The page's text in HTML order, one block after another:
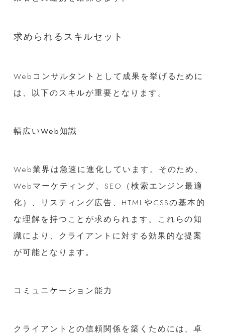
求められるスキルセット
Webコンサルタントとして成果を挙げるために
は、以下のスキルが重要となります。
幅広いWeb知識
Web業界は急速に進化しています。そのため、
Webマーケティング、SEO（検索エンジン最適
化）、リスティング広告、HTMLやCSSの基本的
な理解を持つことが求められます。これらの知
識により、クライアントに対する効果的な提案
が可能となります。
コミュニケーション能力
クライアントとの信頼関係を築くためには、卓